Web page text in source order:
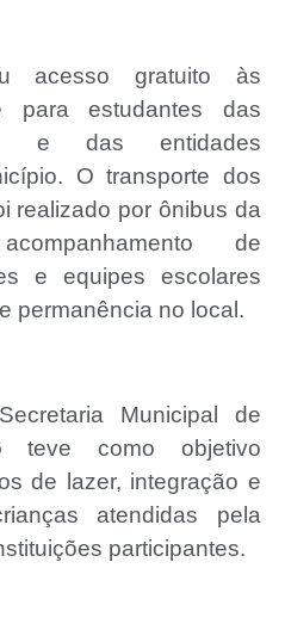
acesso gratuito às
para estudantes das
e das entidades
O transporte dos
realizado por ônibus da
de
e equipes escolares
permanência no local.
Municipal de
teve como objetivo
de lazer, integração e
atendidas pela
participantes.